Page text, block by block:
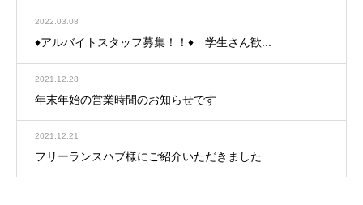
2022.03.08
♦アルバイトスタッフ募集！！♦ 学生さん歓...
2021.12.28
年末年始の営業時間のお知らせです
2021.12.21
フリーランスハブ様にご紹介いただきました